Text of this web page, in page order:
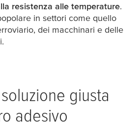
resistenza alle temperature.
in settori come quello
dei macchinari e delle
giusta
adesivo